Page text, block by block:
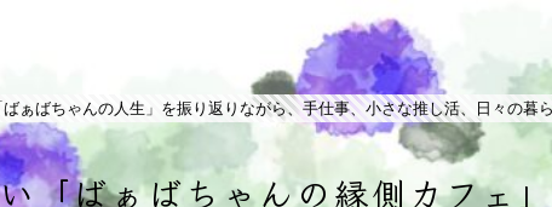
ばぁばちゃんの人生」を振り返りながら、手仕事、小さな推し活、日々の暮
「ばぁばちゃんの縁側カフェ